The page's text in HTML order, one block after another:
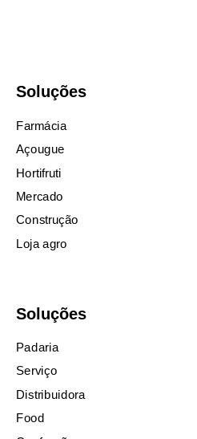
Soluções
Farmácia
Açougue
Hortifruti
Mercado
Construção
Loja agro
Soluções
Padaria
Serviço
Distribuidora
Food